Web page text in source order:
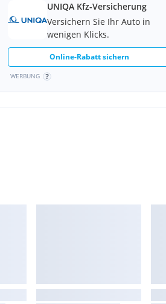
UNIQA Kfz-Versicherung
Versichern Sie Ihr Auto in
wenigen Klicks.
Online-Rabatt sichern
WERBUNG